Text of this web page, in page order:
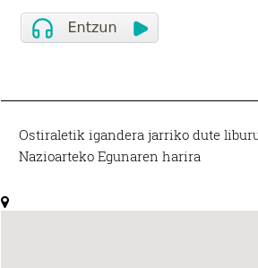
Ostiraletik igandera jarriko dute
Nazioarteko Egunaren harira